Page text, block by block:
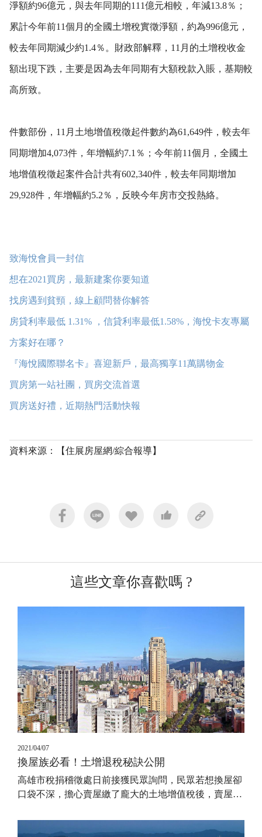
淨額約96億元，與去年同期的111億元相較，年減13.8％；
累計今年前11個月的全國土增稅實徵淨額，約為996億元，
較去年同期減少約1.4％。財政部解釋，11月的土增稅收金
額出現下跌，主要是因為去年同期有大額稅款入賬，基期較
高所致。
件數部份，11月土地增值稅徵起件數約為61,649件，較去年
同期增加4,073件，年增幅約7.1％；今年前11個月，全國土
地增值稅徵起案件合計共有602,340件，較去年同期增加
29,928件，年增幅約5.2％，反映今年房市交投熱絡。
致海悅會員一封信
想在2021買房，最新建案你要知道
找房遇到貧頸，線上顧問替你解答
房貸利率最低 1.31% ，信貸利率最低1.58%，海悅卡友專屬
方案好在哪？
『海悅國際聯名卡』喜迎新戶，最高獨享11萬購物金
買房第一站社團，買房交流首選
買房送好禮，近期熱門活動快報
資料來源：【住展房屋網/綜合報導】
這些文章你喜歡嗎 ?
2021/04/07
換屋族必看！土增退稅秘訣公開
高雄市稅捐稽徵處日前接獲民眾詢問，民眾若想換屋卻
口袋不深，擔心賣屋繳了龐大的土地增值稅後，賣屋…